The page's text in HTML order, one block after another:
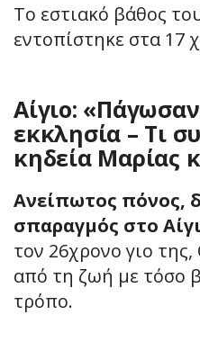
Το εστιακό βάθος
εντοπίστηκε στα 17
Αίγιο:
εκκλησία – Τι
κηδεία Μαρίας
Ανείπωτος πόνος,
σπαραγμός στο
τον 26χρονο γιο
από τη ζωή με τόσο
τρόπο.